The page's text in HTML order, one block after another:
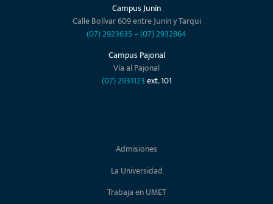
Campus Junín
Calle Bolívar 609 entre Junín y Tarqui
(07) 2923635–(07) 2932864
Campus Pajonal
Vía al Pajonal
(07) 2931123ext. 101
Admisiones
La Universidad
Trabaja en UMET